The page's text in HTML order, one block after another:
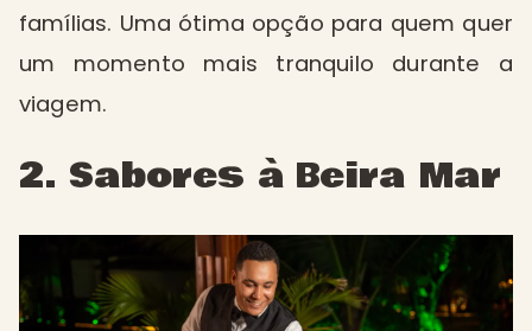
famílias. Uma ótima opção para quem quer
um momento mais tranquilo durante a
viagem.
2. Sabores à Beira Mar